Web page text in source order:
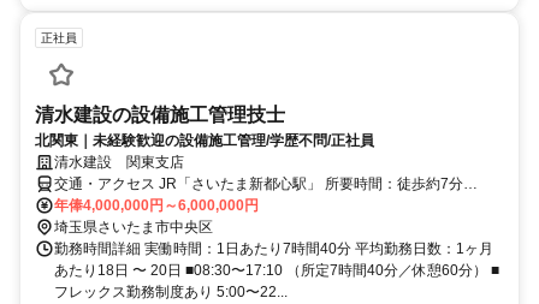
正社員
清水建設の設備施工管理技士
北関東｜未経験歓迎の設備施工管理/学歴不問/正社員
清水建設 関東支店
交通・アクセス JR「さいたま新都心駅」 所要時間：徒歩約7分
JR「大宮駅」 所要時間：徒歩約12〜15分
年俸4,000,000円～6,000,000円
埼玉県さいたま市中央区
勤務時間詳細 実働時間：1日あたり7時間40分 平均勤務日数：1ヶ月
あたり18日 〜 20日 ■08:30〜17:10 （所定7時間40分／休憩60分） ■
フレックス勤務制度あり 5:00〜22...